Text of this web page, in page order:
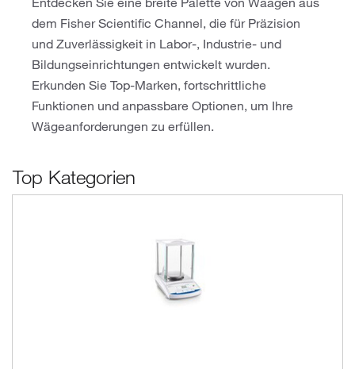
dem Fisher Scientific Channel, die für Präzision
und Zuverlässigkeit in Labor-, Industrie- und
Bildungseinrichtungen entwickelt wurden.
Erkunden Sie Top-Marken, fortschrittliche
Funktionen und anpassbare Optionen, um Ihre
Wägeanforderungen zu erfüllen.
Top Kategorien